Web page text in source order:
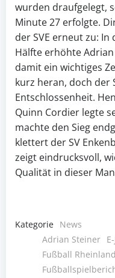
wurden draufgelegt,
Minute 27 erfolgte.
der SVE erneut zu:
Hälfte erhöhte
damit ein wichtiges
kurz heran, doch der
Entschlossenheit.
Quinn Cordier legte
machte den Sieg
klettert der SV
zeigt eindrucksvoll,
Qualität in dieser
Kategorie News
Adrian Steiner
Fußball